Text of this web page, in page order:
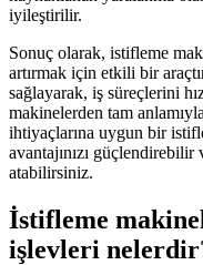
iyileştirilir.
Sonuç olarak, istifleme
artırmak için etkili bir
sağlayarak, iş süreçlerini
makinelerden tam
ihtiyaçlarına uygun bir
avantajınızı
atabilirsiniz.
İstifleme
işlevleri